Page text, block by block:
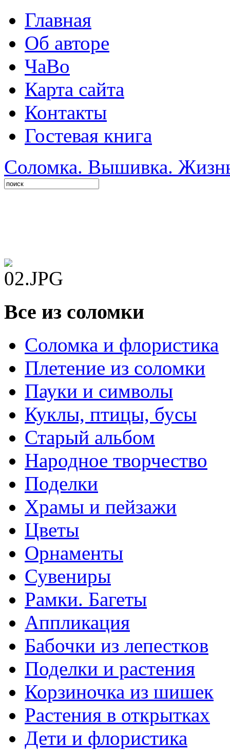
Главная
Об авторе
ЧаВо
Карта сайта
Контакты
Гостевая книга
Соломка. Вышивка.
Все из соломки
Соломка и флористика
Плетение из соломки
Пауки и символы
Куклы, птицы, бусы
Старый альбом
Народное творчество
Поделки
Храмы и пейзажи
Цветы
Орнаменты
Сувениры
Рамки. Багеты
Аппликация
Бабочки из лепестков
Поделки и растения
Корзиночка из шишек
Растения в открытках
Дети и флористика